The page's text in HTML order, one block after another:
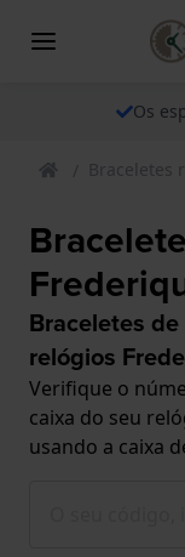
Os
Braceletes
Braceletes
relógios
Verifique o
caixa do seu
usando a caixa